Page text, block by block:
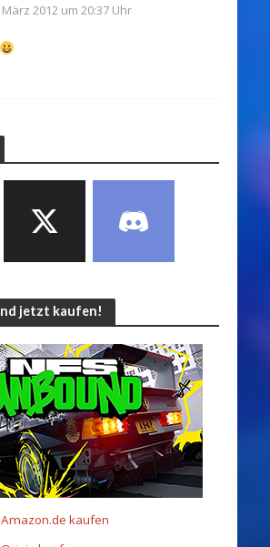
März 2012 um 20:37 Uhr
jetzt kaufen!
Amazon.de kaufen